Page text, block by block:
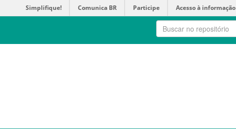
Simplifique! Comunica BR Participe Acesso à informação